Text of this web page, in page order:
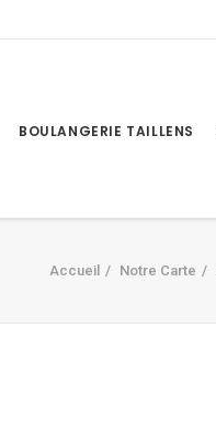
BOULANGERIE TAILLENS
Accueil Notre Carte